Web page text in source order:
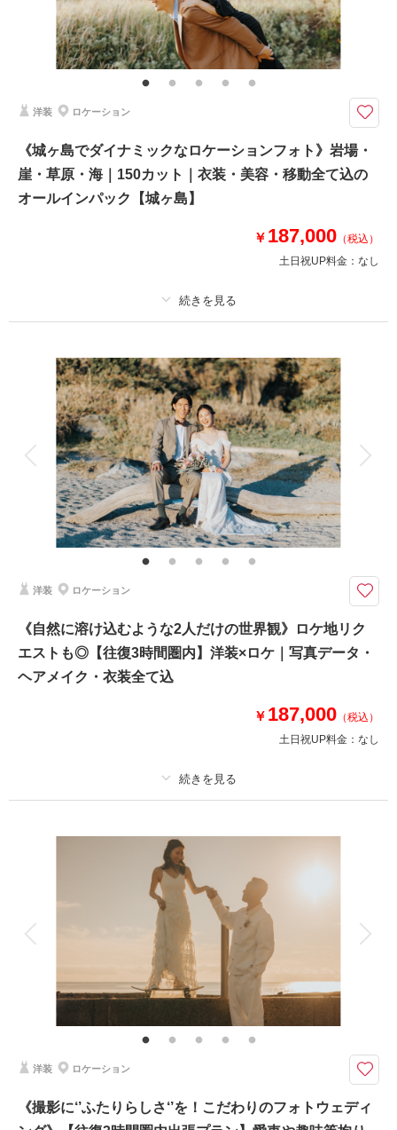
その他含むもの
100カットデータ（納期約3週間/レタッチ済）・ヘアメイク・撮影アテン
ド・アクセサリー類レンタル・ベールレンタル・セミオーダーブーケブーケ
（撮影後記念にお持ち帰り可）
お二人の大切な記念日、みなさんで一緒に撮影◎徒歩で移動しながら片瀬海
⚫︎片瀬江ノ島周辺ロケーション撮影
⚫︎データ：約100カット（色味補正等レタッチ済）
⚫︎納期：約3週間
⚫︎お花：セミオーダーでお好みのドライフラワーブーケ＆ブートニア作成
このプランで撮影可能な撮影レポート
相談予約する
来店・オンライン
撮影日の空き
を確認する
洋装 ロケーション
《城ヶ島でダイナミックなロケーションフォト》岩場・
崖・草原・海｜150カット｜衣装・美容・移動全て込の
オールインパック【城ヶ島】
￥ 187,000 （税込）
土日祝UP料金： なし
撮影料 新婦衣装1着 新郎衣装1着
着付け ヘアメイク 小物一式
アルバム データ 150 カット 台紙付写真
衣装追加 会食 挙式
家族と撮影 家族用衣装レンタル ペットと撮影
その他含むもの
撮影データ150カット（納期3週間/レタッチ済）・ヘアメイク・撮影アテン
ド・アクセサリー類レンタル・ベールレンタル・セミオーダードライブーケ
カメラマン車同乗◎現地解散◎ 《ドレス・ヘアメイク・オーダーブーケ・
全データ150カット付》表示価格より追加料金一切なし♪
●データ:約150カット(色味補正等レタッチ済)
●納期:約3週間
●衣装:国内外からセレクトしたドレスより1着レンタル（持込無料/ドレスグ
●お花:セミオーダードライフラワーブーケ＆ブートニア作成(お持ち帰り◎)
撮影日：2024年1月24日
を確認する
洋装 ロケーション
《自然に溶け込むような2人だけの世界観》ロケ地リク
エストも◎【往復3時間圏内】洋装×ロケ｜写真データ・
ヘアメイク・衣装全て込
￥ 187,000 （税込）
土日祝UP料金： なし
新婦衣装1着
ヘアメイク
データ 150 カット
会食
家族用衣装レンタル
その他含むもの
撮影データ150カット（納期3週間/レタッチ済）・ヘアメイク・撮影アテン
ド・アクセサリー類レンタル・ベールレンタル・セミオーダードライブーケ
カメラマン車同乗◎現地解散◎ 持込◎ 《ドレス・ヘアメイク・オーダーブ
ーケ・150カット》表示価格より追加料金一切なし♪
●データ:約150カット(色味補正等レタッチ済)
洋装 ロケーション
《撮影に‘’ふたりらしさ‘’を！こだわりのフォトウェディ